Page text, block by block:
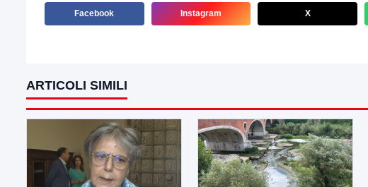
Facebook Instagram X
ARTICOLI SIMILI